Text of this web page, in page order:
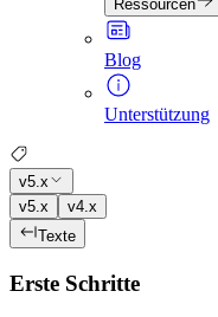
Ressourcen
Blog
Unterstützung
v5.x
v5.x
v4.x
Texte
Erste Schritte